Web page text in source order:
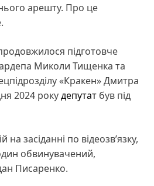
арешту. Про це
підготовче
Миколи Тищенка та
«Кракен» Дмитра
2024 рокудепутат був під
засіданні по відеозв’язку,
обвинувачений,
Писаренко.